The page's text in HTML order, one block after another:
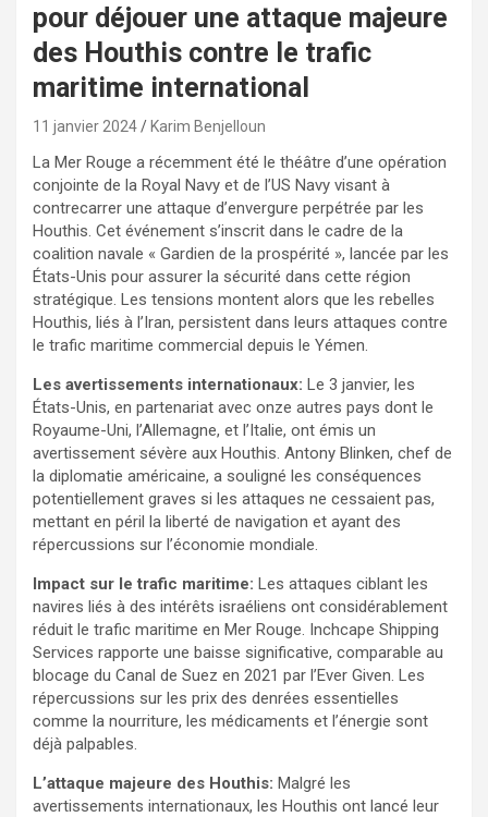
pour déjouer une attaque majeure
des Houthis contre le trafic
maritime international
11 janvier 2024 Karim Benjelloun
La Mer Rouge a récemment été le théâtre d’une opération
conjointe de la Royal Navy et de l’US Navy visant à
contrecarrer une attaque d’envergure perpétrée par les
Houthis. Cet événement s’inscrit dans le cadre de la
coalition navale « Gardien de la prospérité », lancée par les
États-Unis pour assurer la sécurité dans cette région
stratégique. Les tensions montent alors que les rebelles
Houthis, liés à l’Iran, persistent dans leurs attaques contre
le trafic maritime commercial depuis le Yémen.
Les avertissements internationaux: Le 3 janvier, les
États-Unis, en partenariat avec onze autres pays dont le
Royaume-Uni, l’Allemagne, et l’Italie, ont émis un
avertissement sévère aux Houthis. Antony Blinken, chef de
la diplomatie américaine, a souligné les conséquences
potentiellement graves si les attaques ne cessaient pas,
mettant en péril la liberté de navigation et ayant des
répercussions sur l’économie mondiale.
Impact sur le trafic maritime: Les attaques ciblant les
navires liés à des intérêts israéliens ont considérablement
réduit le trafic maritime en Mer Rouge. Inchcape Shipping
Services rapporte une baisse significative, comparable au
blocage du Canal de Suez en 2021 par l’Ever Given. Les
répercussions sur les prix des denrées essentielles
comme la nourriture, les médicaments et l’énergie sont
déjà palpables.
L’attaque majeure des Houthis: Malgré les
avertissements internationaux, les Houthis ont lancé leur